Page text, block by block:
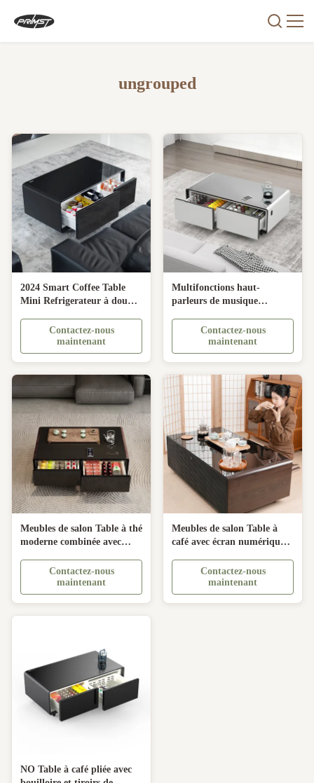
ungrouped
2024 Smart Coffee Table
Mini Refrigerateur à double
pour meubles de salon
Contactez-nous
maintenant
Multifonctions haut-
parleurs de musique
avec chaudière à bouillir
Contactez-nous
maintenant
Meubles de salon Table à thé
moderne combinée avec
Contactez-nous
maintenant
Meubles de salon Table à
café avec écran numérique à
réfrigérateurContactez-nous
maintenant
NO Table à café pliée avec